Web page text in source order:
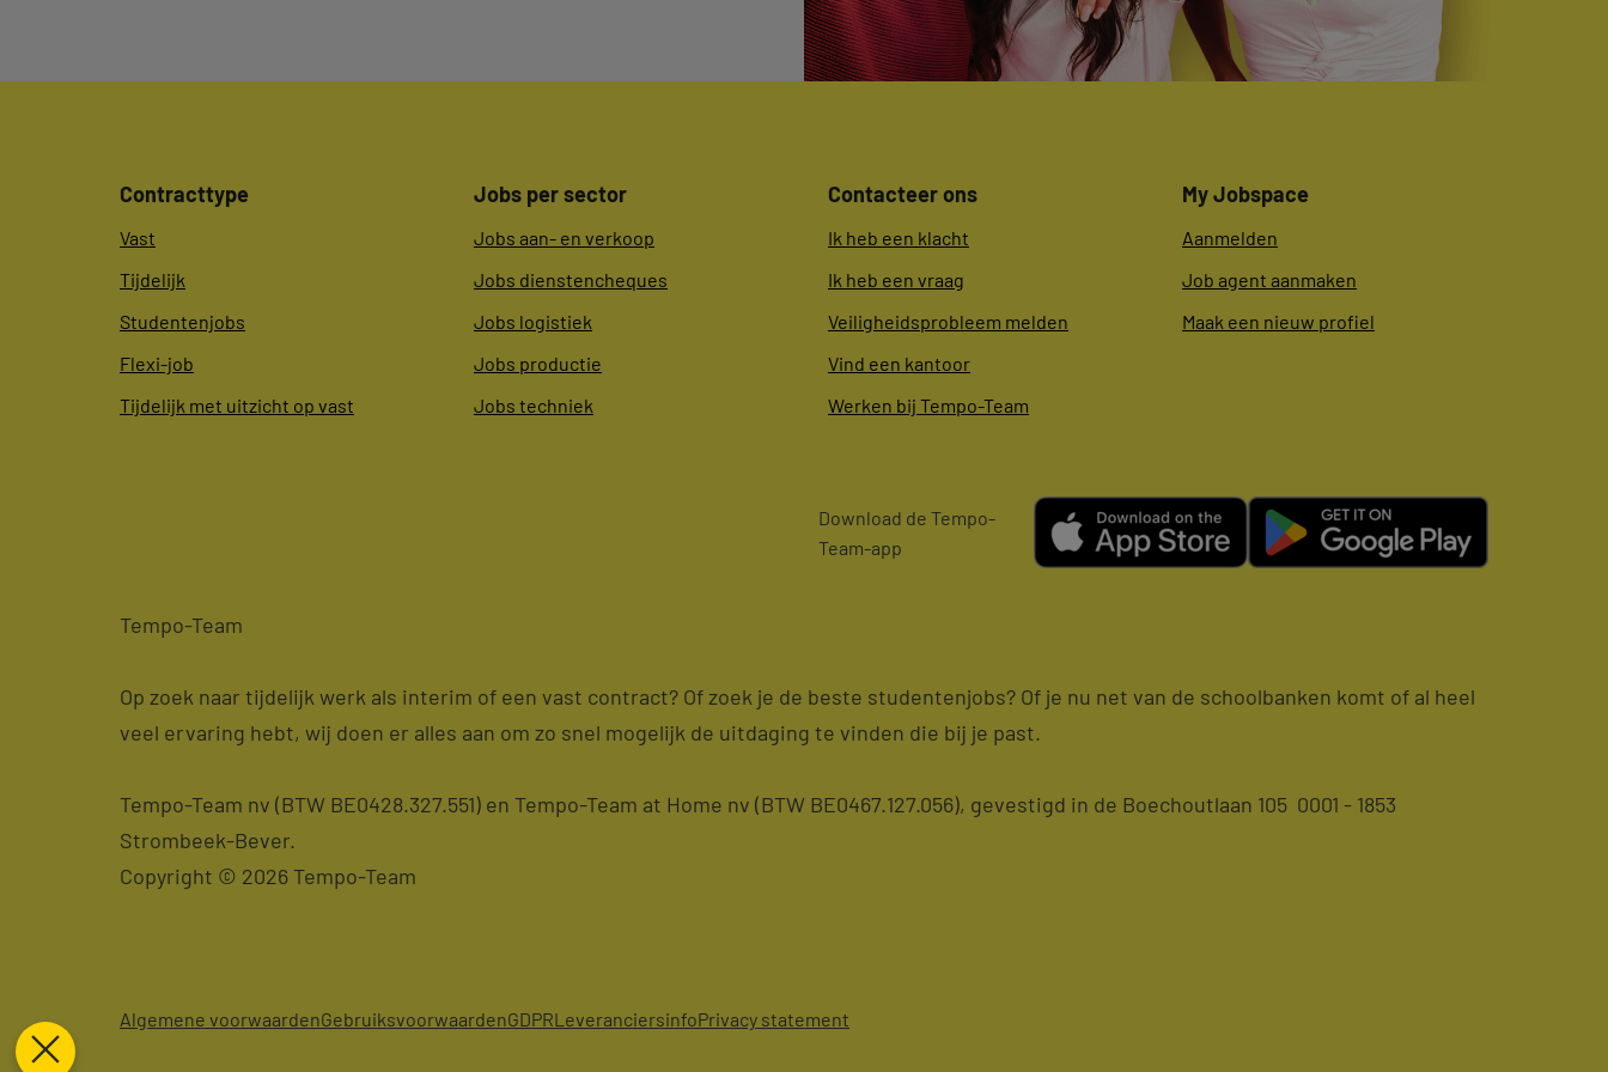
Contracttype
Vast
Tijdelijk
Studentenjobs
Flexi-job
Tijdelijk met uitzicht op vast
Jobs per sector
Jobs aan- en verkoop
Jobs dienstencheques
Jobs logistiek
Jobs productie
Jobs techniek
Contacteer ons
Ik heb een klacht
Ik heb een vraag
Veiligheidsprobleem melden
Vind een kantoor
Werken bij Tempo-Team
My Jobspace
Aanmelden
Job agent aanmaken
Maak een nieuw profiel
Download de Tempo-
Team-app
Tempo-Team
Op zoek naar tijdelijk werk als interim of een vast contract? Of zoek je de beste studentenjobs? Of je nu net van de schoolbanken komt of al heel
veel ervaring hebt, wij doen er alles aan om zo snel mogelijk de uitdaging te vinden die bij je past.
Tempo-Team nv (BTW BE0428.327.551) en Tempo-Team at Home nv (BTW BE0467.127.056), gevestigd in de Boechoutlaan 105 0001 - 1853
Strombeek-Bever.
Copyright © 2026 Tempo-Team
Algemene voorwaardenGebruiksvoorwaardenGDPRLeveranciersinfoPrivacy statement